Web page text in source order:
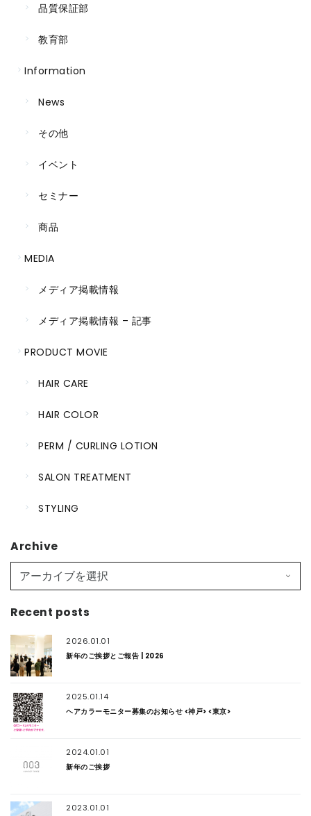
品質保証部
教育部
Information
News
その他
イベント
セミナー
商品
MEDIA
メディア掲載情報
メディア掲載情報 – 記事
PRODUCT MOVIE
HAIR CARE
HAIR COLOR
PERM / CURLING LOTION
SALON TREATMENT
STYLING
Archive
Recent posts
2026.01.01
新年のご挨拶とご報告 | 2026
2025.01.14
ヘアカラーモニター募集のお知らせ <神戸> <東京>
2024.01.01
新年のご挨拶
2023.01.01